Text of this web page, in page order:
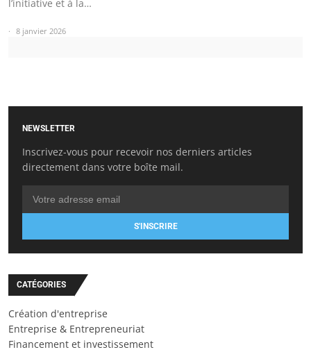
l’initiative et à la…
8 janvier 2026
NEWSLETTER
Inscrivez-vous pour recevoir nos derniers articles
directement dans votre boîte mail.
S'INSCRIRE
CATÉGORIES
Création d'entreprise
Entreprise & Entrepreneuriat
Financement et investissement